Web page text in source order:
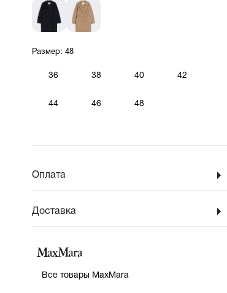
Размер: 48
36 38 40 42
44 46 48
Оплата
Доставка
Все товары MaxMara